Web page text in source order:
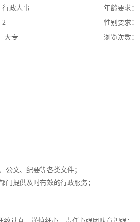
行政人事
2
大专
年龄要求：
性别要求：
浏览次数：
公文、纪要等各类文件；
门提供及时有效的行政服务；